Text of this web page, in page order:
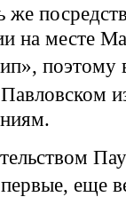
же
на месте
поэтому
еще